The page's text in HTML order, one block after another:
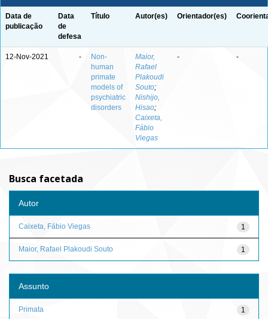
Data de
publicação
Data
de
defesa
Título Autor(es) Orientador(es)
12-Nov-2021 -
Non-
human
primate
models of
psychiatric
disorders
Maior,
Rafael
Plakoudi
Souto;
Nishijo,
Hisao;
Caixeta,
Fábio
Viegas
- -
Busca facetada
Autor
1
Caixeta, Fábio Viegas
1
Maior, Rafael Plakoudi Souto
Assunto
1
Primata